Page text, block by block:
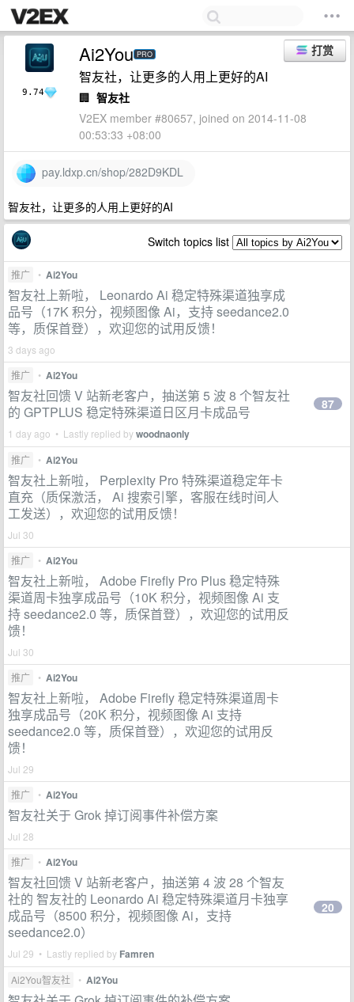
9.74
打赏
Ai2You PRO
智友社，让更多的人用上更好的AI
🏢 智友社
V2EX member #80657, joined on 2014-11-08
00:53:33 +08:00
pay.ldxp.cn/shop/282D9KDL
智友社，让更多的人用上更好的AI
Switch topics list
推广 • Ai2You
智友社上新啦， Leonardo Ai 稳定特殊渠道独享成
品号（17K 积分，视频图像 Ai，支持 seedance2.0
等，质保首登），欢迎您的试用反馈！
3 days ago
推广
• Ai2You
智友社回馈 V 站新老客户，抽送第 5 波 8 个智友社
的 GPTPLUS 稳定特殊渠道日区月卡成品号
1 day ago • Lastly replied bywoodnaonly
87
推广 • Ai2You
智友社上新啦， Perplexity Pro 特殊渠道稳定年卡
直充（质保激活， Ai 搜索引擎，客服在线时间人
工发送），欢迎您的试用反馈！
Jul 30
推广
• Ai2You
智友社上新啦， Adobe Firefly Pro Plus 稳定特殊
渠道周卡独享成品号（10K 积分，视频图像 Ai 支
持 seedance2.0 等，质保首登），欢迎您的试用反
馈！
Jul 30
推广
• Ai2You
智友社上新啦， Adobe Firefly 稳定特殊渠道周卡
独享成品号（20K 积分，视频图像 Ai 支持
seedance2.0 等，质保首登），欢迎您的试用反
馈！
Jul 29
推广
• Ai2You
智友社关于 Grok 掉订阅事件补偿方案
Jul 28
推广
• Ai2You
智友社回馈 V 站新老客户，抽送第 4 波 28 个智友
社的 智友社的 Leonardo Ai 稳定特殊渠道月卡独享
成品号（8500 积分，视频图像 Ai，支持
seedance2.0）
Jul 29 • Lastly replied by Famren
20
Ai2You智友社 • Ai2You